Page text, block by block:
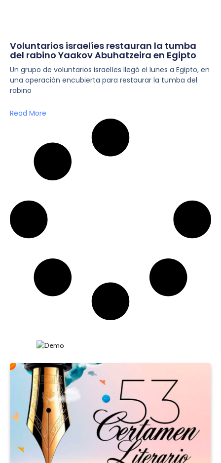
Voluntarios israelíes restauran la tumba
del rabino Yaakov Abuhatzeira en Egipto
Un grupo de voluntarios israelíes llegó el lunes a Egipto, en
una operación encubierta para restaurar la tumba del
rabino
Read More